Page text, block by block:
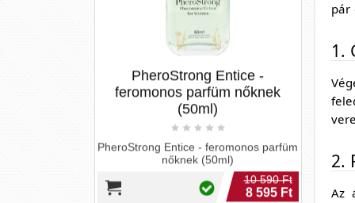
PheroStrong Your Choice -
PheroStrong Your Choice - feromon
parfüm nőknek (50ml)
pár
1.
2.
Az